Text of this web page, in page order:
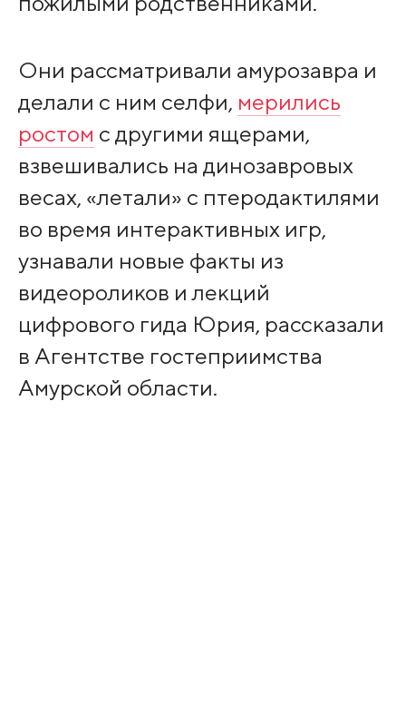
Они рассматривали амурозавра и
делали с ним селфи, мерились
ростом с другими ящерами,
взвешивались на динозавровых
весах, «летали» с птеродактилями
во время интерактивных игр,
узнавали новые факты из
видеороликов и лекций
цифрового гида Юрия, рассказали
в Агентстве гостеприимства
Амурской области.